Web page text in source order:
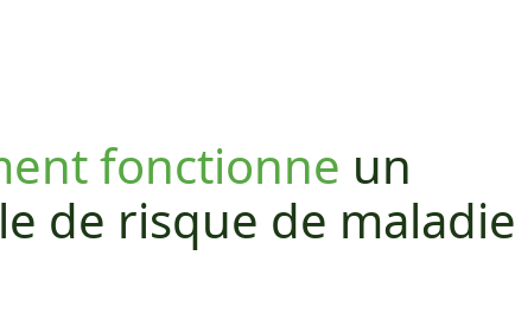
fonctionne un
de risque de maladie